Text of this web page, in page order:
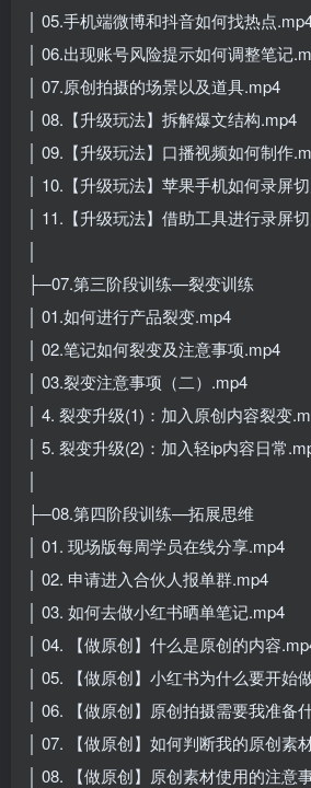
│ 05.手机端微博和抖音如何找热点
│ 06.出现账号风险提示如何调整笔记
│ 07.原创拍摄的场景以及道具.mp4
│ 08.【升级玩法】拆解爆文结构.mp4
│ 09.【升级玩法】口播视频如何制作
│ 10.【升级玩法】苹果手机如何录屏
│ 11.【升级玩法】借助工具进行录屏
├─07.第三阶段训练—裂变训练
│ 01.如何进行产品裂变.mp4
│ 02.笔记如何裂变及注意事项.mp4
│ 03.裂变注意事项（二）.mp4
│ 4. 裂变升级(1)：加入原创内容裂变
│ 5. 裂变升级(2)：加入轻ip内容日常
├─08.第四阶段训练—拓展思维
│ 01. 现场版每周学员在线分享.mp4
│ 02. 申请进入合伙人报单群.mp4
│ 03. 如何去做小红书晒单笔记.mp4
│ 04. 【做原创】什么是原创的内容
│ 05. 【做原创】小红书为什么要开始
│ 06. 【做原创】原创拍摄需要我准备
│ 07. 【做原创】如何判断我的原创素
│ 08. 【做原创】原创素材使用的注意